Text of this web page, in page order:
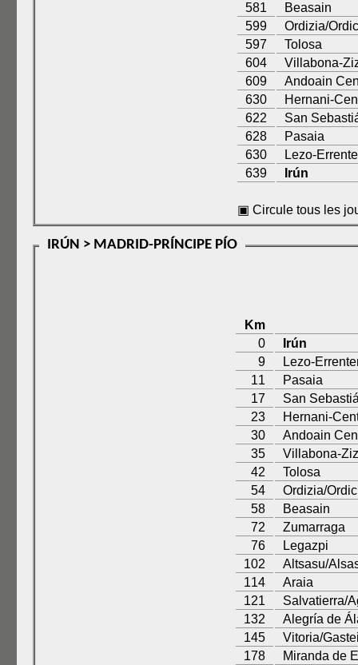
581
Beasain
599
Ordizia/
597
Tolosa
604
Villabona-
609
Andoain
630
Hernani-
622
San
628
Pasaia
630
Lezo-
639
Irún
▣ Circule tous les
IRÚN > MADRID-PRÍNCIPE PÍO
Km
0
Irún
9
Lezo-
11
Pasaia
17
San
23
Hernani-
30
Andoain
35
Villabona-
42
Tolosa
54
Ordizia/
58
Beasain
72
Zumarraga
76
Legazpi
102
Altsasu/
114
Araia
121
Salvatierra/
132
Alegría de
145
Vitoria/
178
Miranda de